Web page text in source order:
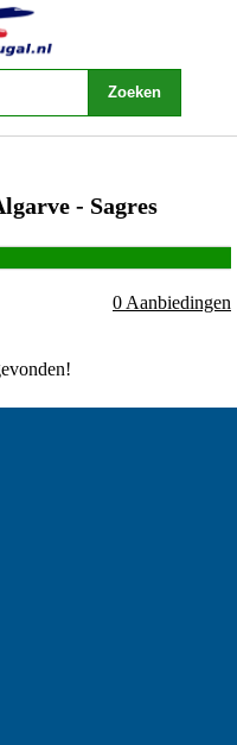
- Sagres
0 Aanbiedingen